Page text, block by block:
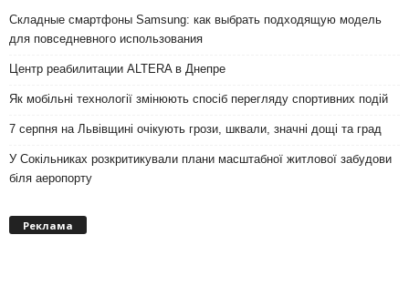
Складные смартфоны Samsung: как выбрать подходящую модель
для повседневного использования
Центр реабилитации ALTERA в Днепре
Як мобільні технології змінюють спосіб перегляду спортивних подій
7 серпня на Львівщині очікують грози, шквали, значні дощі та град
У Сокільниках розкритикували плани масштабної житлової забудови
біля аеропорту
Реклама